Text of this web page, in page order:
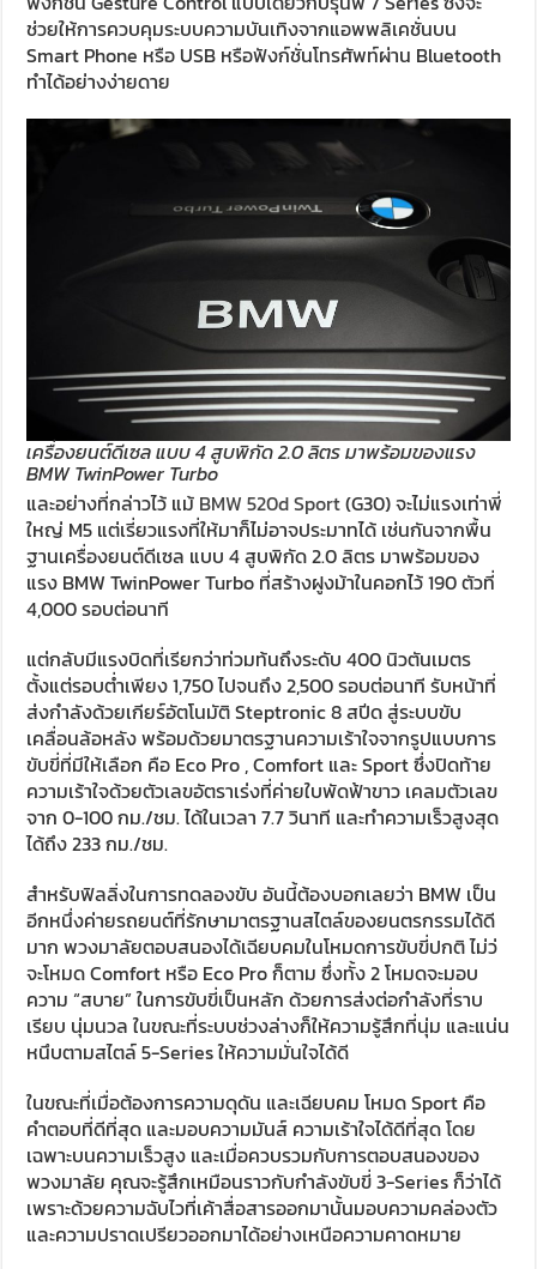
ช่วยให้การควบคุมระบบความบันเทิงจากแอพพลิเคชั่นบน
Smart Phone หรือ USB หรือฟังก์ชั่นโทรศัพท์ผ่าน Bluetooth
ทำได้อย่างง่ายดาย
เครื่องยนต์ดีเซล แบบ 4 สูบพิกัด 2.0 ลิตร มาพร้อมของแรง
BMW TwinPower Turbo
และอย่างที่กล่าวไว้ แม้ BMW 520d Sport(G30) จะไม่แรงเท่าพี่
ใหญ่ M5 แต่เรี่ยวแรงที่ให้มาก็ไม่อาจประมาทได้ เช่นกันจากพื้น
ฐานเครื่องยนต์ดีเซล แบบ 4 สูบพิกัด 2.0 ลิตร มาพร้อมของ
แรง BMW TwinPower Turbo ที่สร้างฝูงม้าในคอกไว้ 190 ตัวที่
4,000 รอบต่อนาที
แต่กลับมีแรงบิดที่เรียกว่าท่วมท้นถึงระดับ 400 นิวตันเมตร
ตั้งแต่รอบต่ำเพียง 1,750 ไปจนถึง 2,500 รอบต่อนาที รับหน้าที่
ส่งกำลังด้วยเกียร์อัตโนมัติ Steptronic 8 สปีด สู่ระบบขับ
เคลื่อนล้อหลัง พร้อมด้วยมาตรฐานความเร้าใจจากรูปแบบการ
ขับขี่ที่มีให้เลือก คือ Eco Pro , Comfort และ Sport ซึ่งปิดท้าย
ความเร้าใจด้วยตัวเลขอัตราเร่งที่ค่ายใบพัดฟ้าขาว เคลมตัวเลข
จาก 0-100 กม./ชม. ได้ในเวลา 7.7 วินาที และทำความเร็วสูงสุด
ได้ถึง 233 กม./ชม.
สำหรับฟิลลิ่งในการทดลองขับ อันนี้ต้องบอกเลยว่า BMW เป็น
อีกหนึ่งค่ายรถยนต์ที่รักษามาตรฐานสไตล์ของยนตรกรรมได้ดี
มาก พวงมาลัยตอบสนองได้เฉียบคมในโหมดการขับขี่ปกติ ไม่ว่
จะโหมด Comfort หรือ Eco Pro ก็ตาม ซึ่งทั้ง 2 โหมดจะมอบ
ความ “สบาย” ในการขับขี่เป็นหลัก ด้วยการส่งต่อกำลังที่ราบ
เรียบ นุ่มนวล ในขณะที่ระบบช่วงล่างก็ให้ความรู้สึกที่นุ่ม และแน่น
หนึบตามสไตล์ 5-Series ให้ความมั่นใจได้ดี
ในขณะที่เมื่อต้องการความดุดัน และเฉียบคม โหมด Sport คือ
คำตอบที่ดีที่สุด และมอบความมันส์ ความเร้าใจได้ดีที่สุด โดย
เฉพาะบนความเร็วสูง และเมื่อควบรวมกับการตอบสนองของ
พวงมาลัย คุณจะรู้สึกเหมือนราวกับกำลังขับขี่ 3-Series ก็ว่าได้
เพราะด้วยความฉับไวที่เค้าสื่อสารออกมานั้นมอบความคล่องตัว
และความปราดเปรียวออกมาได้อย่างเหนือความคาดหมาย